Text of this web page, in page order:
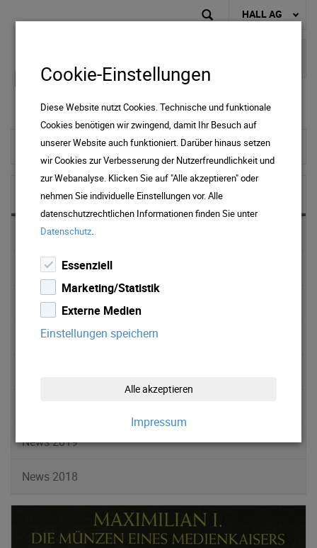
HALL AG
zur Startseite
NEWS & MEDIA
News 2025
News 2024
News 2023
News 2022
News 2019
News 2018
Cookie-Einstellungen
Diese Website nutzt Cookies. Technische und funktionale
Cookies benötigen wir zwingend, damit Ihr Besuch auf
unserer Website auch funktioniert. Darüber hinaus setzen
wir Cookies zur Verbesserung der Nutzerfreundlichkeit und
zur Webanalyse. Klicken Sie auf "Alle akzeptieren" oder
nehmen Sie individuelle Einstellungen vor. Alle
datenschutzrechtlichen Informationen finden Sie unter
Datenschutz.
Essenziell
Marketing/Statistik
Externe Medien
Einstellungen speichern
Alle akzeptieren
Impressum